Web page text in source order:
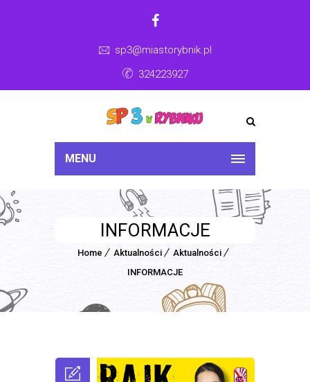
sp3@miastorybnik.pl
324223927
MENU
INFORMACJE
Home Aktualności
Aktualności
INFORMACJE